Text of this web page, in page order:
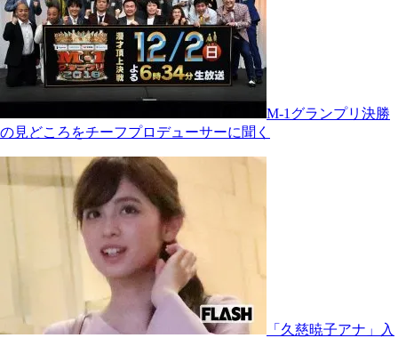
M-1グランプリ決勝
の見どころをチーフプロデューサーに聞く
「久慈暁子アナ」入